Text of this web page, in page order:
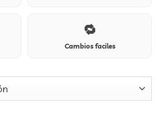
🔁
Cambios faciles